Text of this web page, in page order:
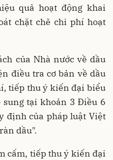
quả hoạt động khai
chặt chẽ chi phí hoạt
của Nhà nước về dầu
điều tra cơ bản về dầu
tiếp thu ý kiến đại biểu
sung tại khoản 3 Điều 6
định của pháp luật Việt
dầu".
cấm, tiếp thu ý kiến đại